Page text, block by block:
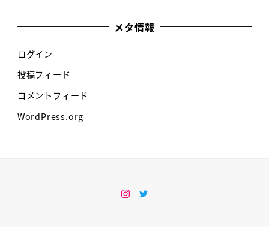
メタ情報
ログイン
投稿フィード
コメントフィード
WordPress.org
Instagram
Twitter